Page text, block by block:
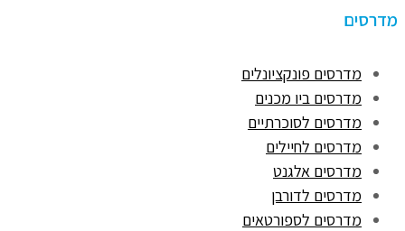
מדרסים
מדרסים פונקציונלים
מדרסים ביו מכנים
מדרסים לסוכרתיים
מדרסים לחיילים
מדרסים אלגנט
מדרסים לדורבן
מדרסים לספורטאים